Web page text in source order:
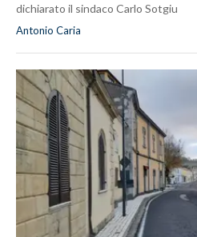
dichiarato il sindaco Carlo Sotgiu
Antonio Caria